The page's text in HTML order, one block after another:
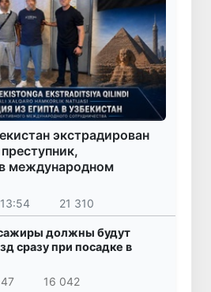
экстрадирован
международном
21 310
должны будут
сразу при посадке в
16 042